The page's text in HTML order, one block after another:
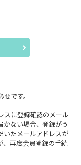
です。
スに登録確認のメール
かない場合、登録がう
いたメールアドレスが
、再度会員登録の手続